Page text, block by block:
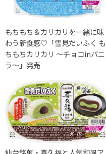
もちもち＆カリカリを一緒に味
わう新食感♡「雪見だいふく も
ちもちカリカリ ～チョコinバニ
ラ～」発売